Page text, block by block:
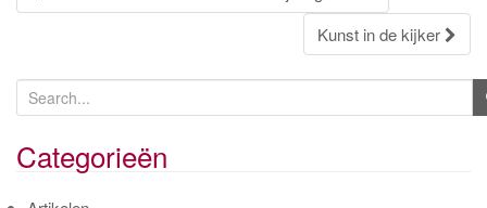
navigation
Kunst in de kijker
e
a
r
Categorieën